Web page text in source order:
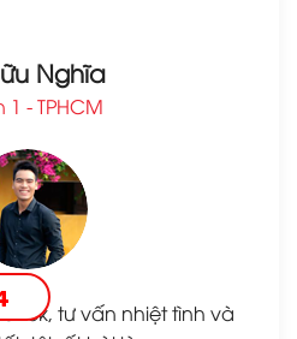
Nghĩa
- TPHCM
ok, tư vấn nhiệt tình và